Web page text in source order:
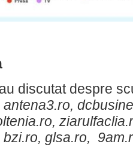
discutat despre
antena3.ro,
bzi.ro, glsa.ro,